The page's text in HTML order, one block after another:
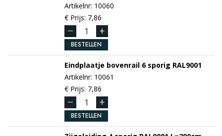
Artikelnr: 10060
€ Prijs: 7,86
BESTELLEN
Eindplaatje bovenrail 6 sporig RAL9001
Artikelnr: 10061
€ Prijs: 7,86
BESTELLEN